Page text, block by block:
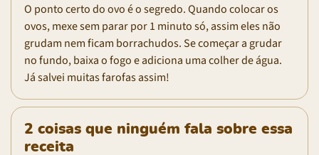
O ponto certo do ovo é o segredo. Quando colocar os
ovos, mexe sem parar por 1 minuto só, assim eles não
grudam nem ficam borrachudos. Se começar a grudar
no fundo, baixa o fogo e adiciona uma colher de água.
Já salvei muitas farofas assim!
2 coisas que ninguém fala sobre essa
receita